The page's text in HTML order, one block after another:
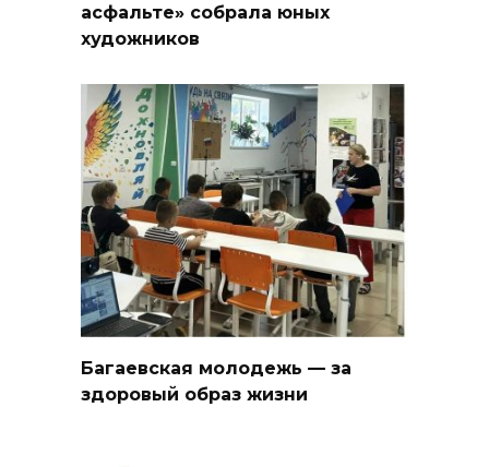
асфальте» собрала юных
художников
Багаевская молодежь — за
здоровый образ жизни